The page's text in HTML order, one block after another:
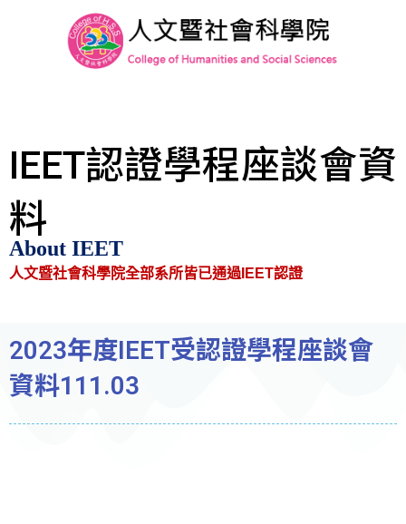
IEET認證學程座談會資
料
About IEET
人文暨社會科學院全部系所皆已通過IEET認證
2023年度IEET受認證學程座談會
資料111.03